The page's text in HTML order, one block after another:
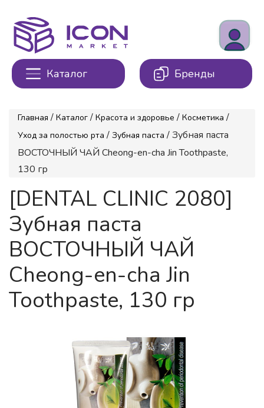
Каталог Бренды
Главная / Каталог / Красота и здоровье / Косметика /
Уход за полостью рта / Зубная паста / Зубная паста
ВОСТОЧНЫЙ ЧАЙ Cheong-en-cha Jin Toothpaste,
130 гр
[DENTAL CLINIC 2080]
Зубная паста
ВОСТОЧНЫЙ ЧАЙ
Cheong-en-cha Jin
Toothpaste, 130 гр